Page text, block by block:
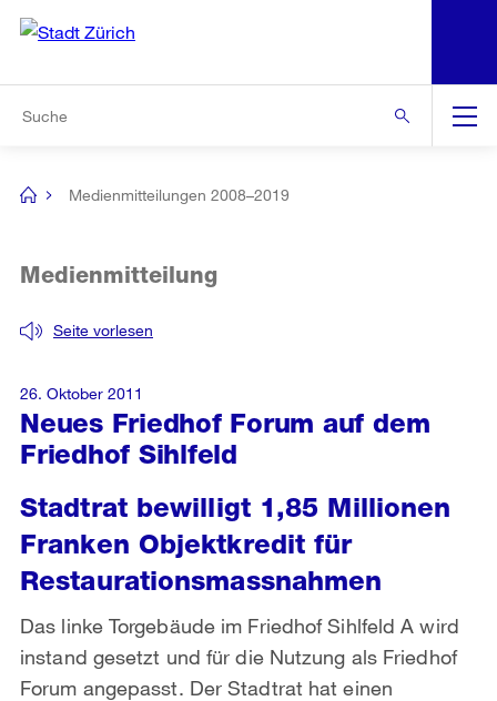
Navigation
[no
Medienmitteilungen 2008–2019
Neues Friedhof Forum auf dem
Friedhof Sihlfeld
Seite vorlesen
Medienmitteilung
Stadtrat bewilligt 1,85 Millionen
Franken Objektkredit für
Restaurationsmassnahmen
Das linke Torgebäude im Friedhof Sihlfeld A wird
instand gesetzt und für die Nutzung als Friedhof
Forum angepasst. Der Stadtrat hat einen
26. Oktober 2011